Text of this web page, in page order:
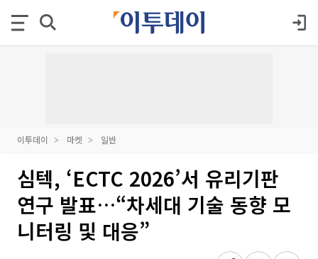
이투데이 마켓 일반
심텍, ‘ECTC 2026’서 유리기판
연구 발표…“차세대 기술 동향 모
니터링 및 대응”